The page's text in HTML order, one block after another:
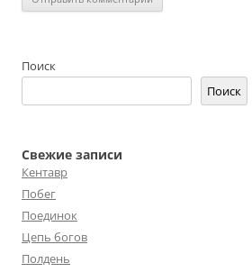
Поиск
Поиск
Свежие записи
Кентавр
Побег
Поединок
Цепь богов
Полдень